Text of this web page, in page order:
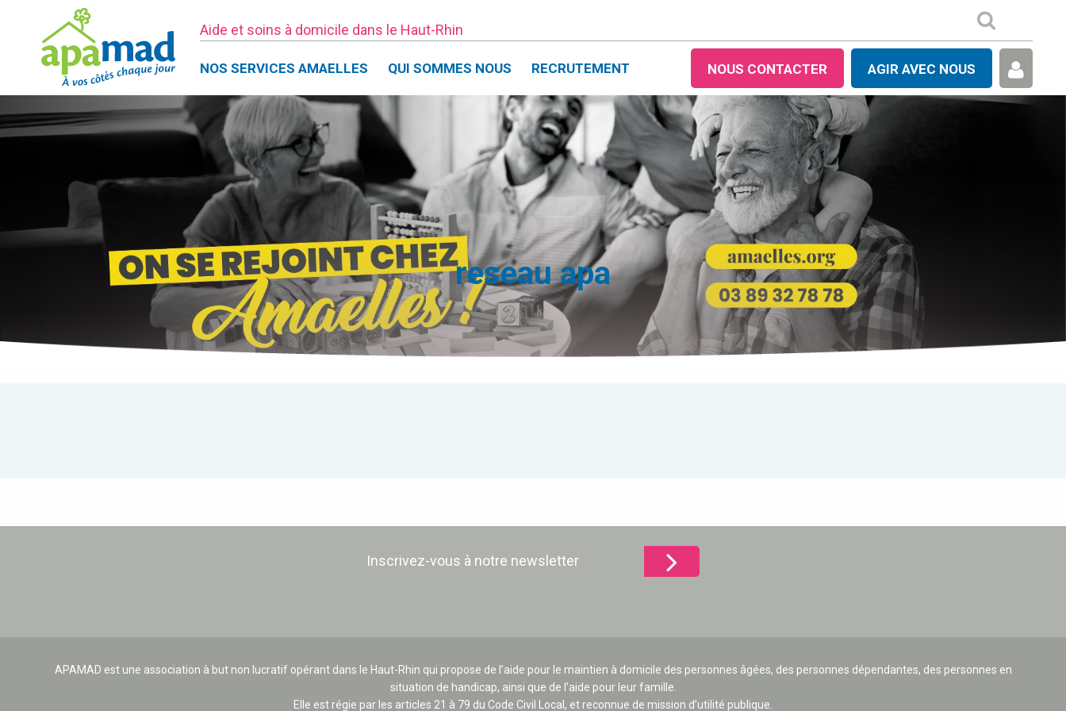
Aide et soins à domicile dans le Haut-Rhin
NOS SERVICES AMAELLES QUI SOMMES NOUS RECRUTEMENT NOUS CONTACTER AGIR AVEC NOUS
reseau apa
Inscrivez-vous à notre newsletter
APAMAD est une association à but non lucratif opérant dans le Haut-Rhin qui propose de l’aide pour le maintien à domicile des personnes âgées, des personnes dépendantes, des personnes en
situation de handicap, ainsi que de l’aide pour leur famille.
Elle est régie par les articles 21 à 79 du Code Civil Local, et reconnue de mission d’utilité publique.